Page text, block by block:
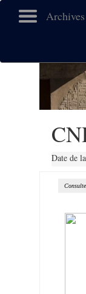
Date de